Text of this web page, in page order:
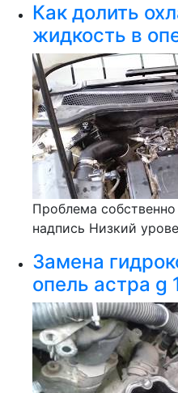
Как долить
жидкость в
Проблема
надпись Низкий
Замена
опель астра g